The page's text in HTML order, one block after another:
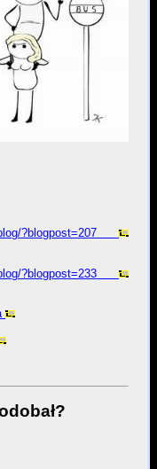
blog/?blogpost=207
blog/?blogpost=233